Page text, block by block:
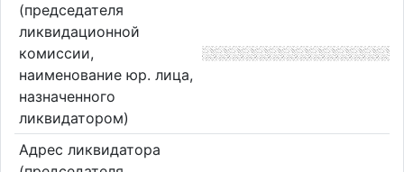
(председателя
ликвидационной
комиссии,
наименование юр. лица,
назначенного
ликвидатором)
Адрес ликвидатора